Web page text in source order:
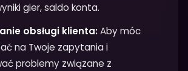
gier, saldo konta.
obsługi klienta:Aby móc
na Twoje zapytania i
problemy związane z